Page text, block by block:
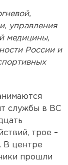
управления
медицины,
России и
службы в ВС
трое –
В центре
прошли